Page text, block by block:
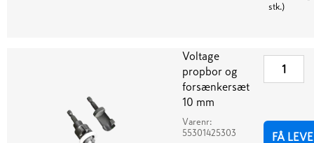
stk.)
Voltage
propbor og
forsænkersæt
10 mm
Varenr:
55301425303
FÅ